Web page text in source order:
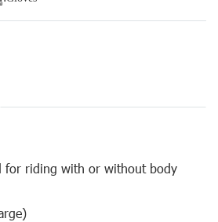
for riding with or without body